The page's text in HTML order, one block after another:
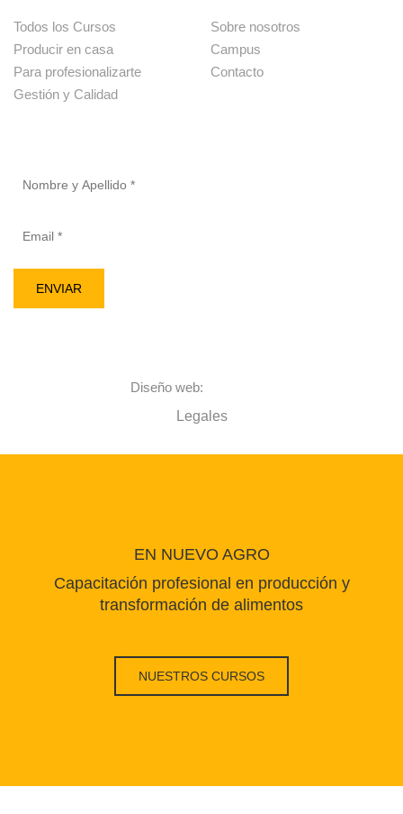
Todos los Cursos
Producir en casa
Para profesionalizarte
Gestión y Calidad
Sobre nosotros
Campus
Contacto
Diseño web:
Legales
EN NUEVO AGRO
Capacitación profesional en producción y
transformación de alimentos
NUESTROS CURSOS